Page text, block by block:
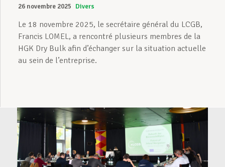
26 novembre 2025 Divers
Le 18 novembre 2025, le secrétaire général du LCGB,
Francis LOMEL, a rencontré plusieurs membres de la
HGK Dry Bulk afin d’échanger sur la situation actuelle
au sein de l’entreprise.